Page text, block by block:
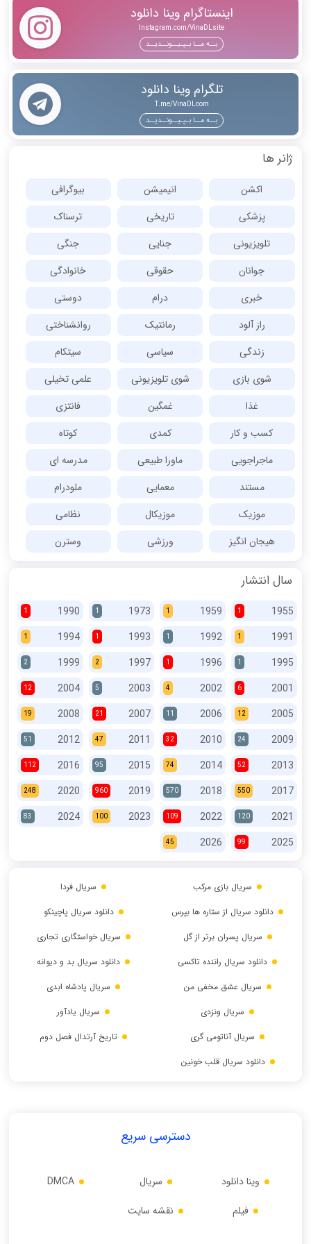
اینستاگرام وینا دانلود
Instagram.com/VinaDLsite
بــه مــا بـپـیــونــدیــد
تلگرام وینا دانلود
T.me/VinaDLcom
بــه مــا بـپـیــونــدیــد
ژانر ها
اکشن انیمیشن
بیوگرافی
پزشکی
تاریخی
ترسناک
تلویزیونی
جنایی
جنگی
جوانان
حقوقی
خانوادگی
خبری
درام
دوستی
راز آلود
رمانتیک
روانشناختی
زندگی
سیاسی
سیتکام
شوی بازی
شوی تلویزیونی
علمی تخیلی
غذا
غمگین
فانتزی
کسب و کار
کمدی
کوتاه
ماجراجویی
ماورا طبیعی
مدرسه ای
مستند
معمایی
ملودرام
موزیک
موزیکال
نظامی
هیجان انگیز
ورزشی وسترن
سال انتشار
1955
1
1959
1
1973
1
1990
1
1991
1
1992
1
1993
1
1994
1
1995
1
1996
1
1997
2
1999
2
2001
6
2002
4
2003
5
2004
12
2005
12
2006
11
2007
21
2008
19
2009
24
2010
32
2011
47
2012
51
2013
52
2014
74
2015
95
2016
112
2017
550
2018
570
2019
960
2020
248
2021
120
2022
109
2023
100
2024
83
2025
99
2026
45
سریال بازی مرکب
دانلود سریال از ستاره ها بپرس
سریال پسران برتر از گل
دانلود سریال راننده تاکسی
سریال عشق مخفی من
سریال ونزدی
سریال آناتومی گری
دانلود سریال قلب خونین
سریال فردا
دانلود سریال پاچینکو
سریال خواستگاری تجاری
دانلود سریال بد و دیوانه
سریال پادشاه ابدی
سریال یادآور
تاریخ آرتدال فصل دوم
دسترسی سریع
وینا دانلود
فیلم
سریال
نقشه سایت
DMCA